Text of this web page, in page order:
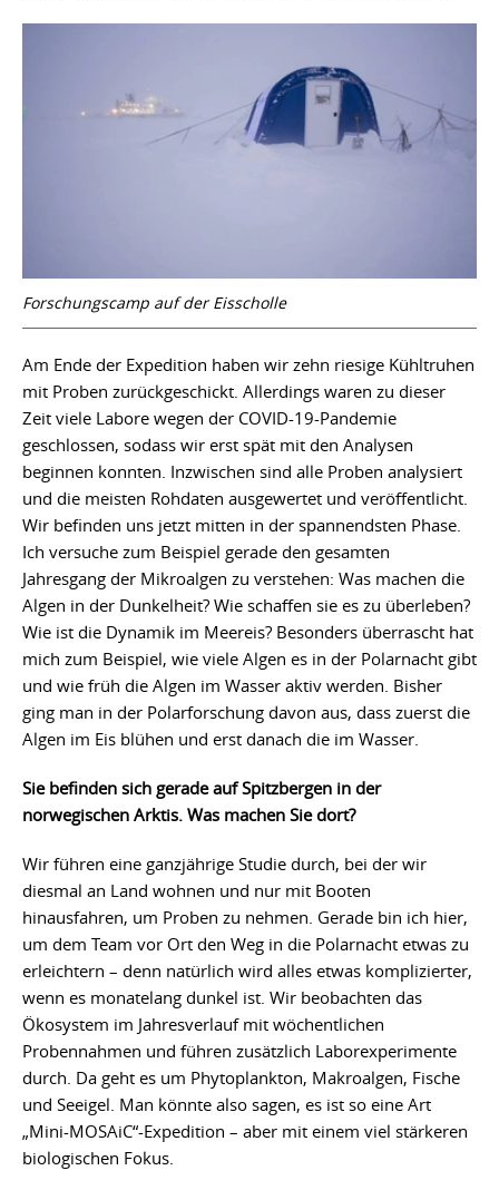
Forschungscamp auf der Eisscholle
Am Ende der Expedition haben wir zehn riesige Kühltruhen
mit Proben zurückgeschickt. Allerdings waren zu dieser
Zeit viele Labore wegen der COVID-19-Pandemie
geschlossen, sodass wir erst spät mit den Analysen
beginnen konnten. Inzwischen sind alle Proben analysiert
und die meisten Rohdaten ausgewertet und veröffentlicht.
Wir befinden uns jetzt mitten in der spannendsten Phase.
Ich versuche zum Beispiel gerade den gesamten
Jahresgang der Mikroalgen zu verstehen: Was machen die
Algen in der Dunkelheit? Wie schaffen sie es zu überleben?
Wie ist die Dynamik im Meereis? Besonders überrascht hat
mich zum Beispiel, wie viele Algen es in der Polarnacht gibt
und wie früh die Algen im Wasser aktiv werden. Bisher
ging man in der Polarforschung davon aus, dass zuerst die
Algen im Eis blühen und erst danach die im Wasser.
Sie befinden sich gerade auf Spitzbergen in der
norwegischen Arktis. Was machen Sie dort?
Wir führen eine ganzjährige Studie durch, bei der wir
diesmal an Land wohnen und nur mit Booten
hinausfahren, um Proben zu nehmen. Gerade bin ich hier,
um dem Team vor Ort den Weg in die Polarnacht etwas zu
erleichtern – denn natürlich wird alles etwas komplizierter,
wenn es monatelang dunkel ist. Wir beobachten das
Ökosystem im Jahresverlauf mit wöchentlichen
Probennahmen und führen zusätzlich Laborexperimente
durch. Da geht es um Phytoplankton, Makroalgen, Fische
und Seeigel. Man könnte also sagen, es ist so eine Art
„Mini-MOSAiC“-Expedition – aber mit einem viel stärkeren
biologischen Fokus.